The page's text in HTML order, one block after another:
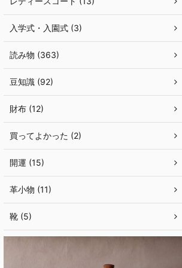
入学式・入園式 (3)
読み物 (363)
豆知識 (92)
財布 (12)
買ってよかった (2)
開運 (15)
革小物 (11)
靴 (5)